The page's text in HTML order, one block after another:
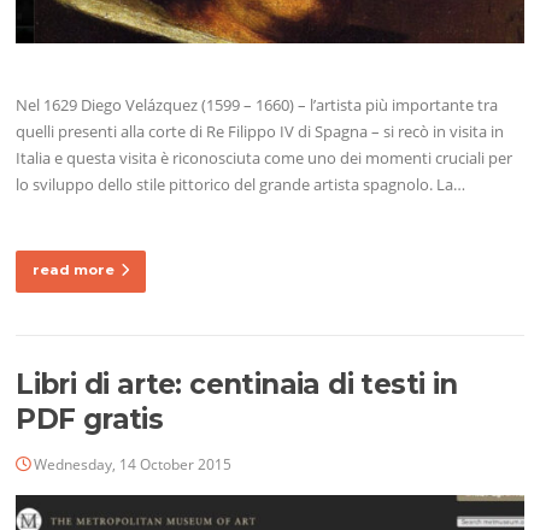
Nel 1629 Diego Velázquez (1599 – 1660) – l’artista più importante tra
quelli presenti alla corte di Re Filippo IV di Spagna – si recò in visita in
Italia e questa visita è riconosciuta come uno dei momenti cruciali per
lo sviluppo dello stile pittorico del grande artista spagnolo. La…
read more
Libri di arte: centinaia di testi in
PDF gratis
Wednesday, 14 October 2015